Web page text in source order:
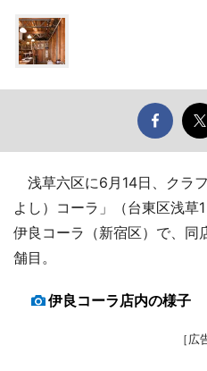
浅草六区に6月14日、クラ
よし）コーラ」（台東区浅草
伊良コーラ（新宿区）で、同
舗目。
伊良コーラ店内の様子
［広